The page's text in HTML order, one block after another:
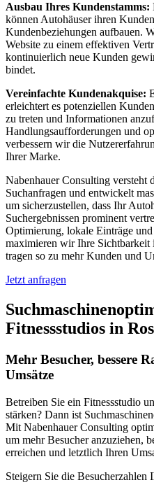
Ausbau Ihres Kundenstamms:
können Autohäuser ihren
Kundenbeziehungen aufbauen.
Website zu einem effektiven
kontinuierlich neue Kunden
bindet.
Vereinfachte Kundenakquise:
erleichtert es potenziellen
zu treten und Informationen
Handlungsaufforderungen und
verbessern wir die
Ihrer Marke.
Nabenhauer Consulting versteht
Suchanfragen und entwickelt
um sicherzustellen, dass Ihr
Suchergebnissen prominent
Optimierung, lokale Einträge
maximieren wir Ihre Sichtbarkeit
tragen so zu mehr Kunden und
Jetzt anfragen
Fitnessstudios in
Mehr Besucher, bessere
Umsätze
Betreiben Sie ein Fitnessstudio
stärken? Dann ist
Mit Nabenhauer Consulting
um mehr Besucher anzuziehen,
erreichen und letztlich Ihren
Steigern Sie die Besucherzahlen